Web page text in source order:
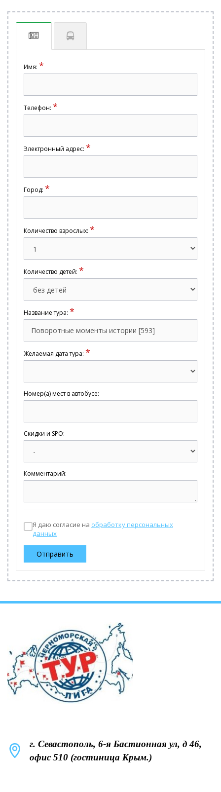
Имя: *
Телефон: *
Электронный адрес: *
Город: *
Количество взрослых: *
Количество детей: *
Название тура: *
Желаемая дата тура: *
Номер(а) мест в автобусе:
Скидки и SPO:
Комментарий:
Я даю согласие на обработку персональных
данных
г. Севастополь, 6-я Бастионная ул, д 46,
офис 510 (гостиница Крым.)